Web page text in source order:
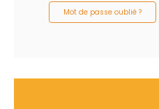
Mot de passe oublié ?